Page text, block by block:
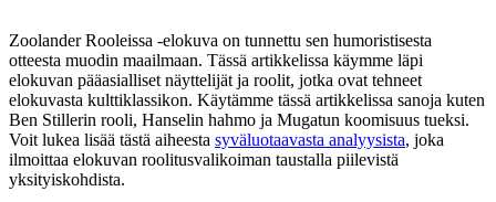
Zoolander Rooleissa -elokuva on tunnettu sen humoristisesta
otteesta muodin maailmaan. Tässä artikkelissa käymme läpi
elokuvan pääasialliset näyttelijät ja roolit, jotka ovat tehneet
elokuvasta kulttiklassikon. Käytämme tässä artikkelissa sanoja kuten
Ben Stillerin rooli, Hanselin hahmo ja Mugatun koomisuus tueksi.
Voit lukea lisää tästä aiheesta syväluotaavasta analyysista, joka
ilmoittaa elokuvan roolitusvalikoiman taustalla piilevistä
yksityiskohdista.